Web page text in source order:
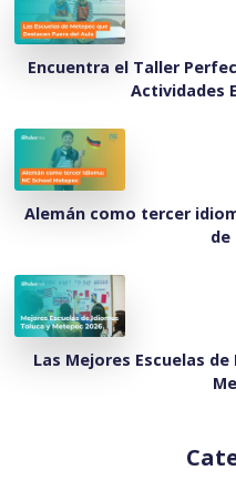
Encuentra el Taller
Actividades
Alemán como tercer
de
Las Mejores Escuelas